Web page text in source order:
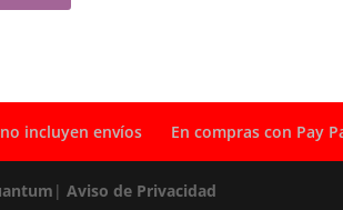
incluyen envíos En compras con Pay
|Aviso de Privacidad